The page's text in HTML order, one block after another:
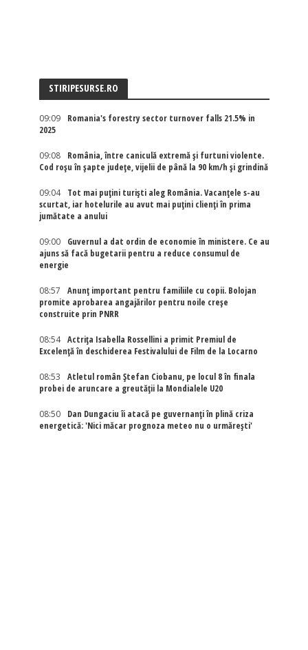
STIRIPESURSE.RO
09:09
Romania's forestry sector turnover falls 21.5% in
2025
09:08
România, între caniculă extremă și furtuni violente.
Cod roșu în șapte județe, vijelii de până la 90 km/h și grindină
09:04
Tot mai puțini turiști aleg România. Vacanțele s-au
scurtat, iar hotelurile au avut mai puțini clienți în prima
jumătate a anului
09:00
Guvernul a dat ordin de economie în ministere. Ce au
ajuns să facă bugetarii pentru a reduce consumul de
energie
08:57
Anunț important pentru familiile cu copii. Bolojan
promite aprobarea angajărilor pentru noile creșe
construite prin PNRR
08:54
Actriţa Isabella Rossellini a primit Premiul de
Excelenţă în deschiderea Festivalului de Film de la Locarno
08:53
Atletul român Ștefan Ciobanu, pe locul 8 în finala
probei de aruncare a greutății la Mondialele U20
08:50
Dan Dungaciu îi atacă pe guvernanți în plină criza
energetică: 'Nici măcar prognoza meteo nu o urmărești'